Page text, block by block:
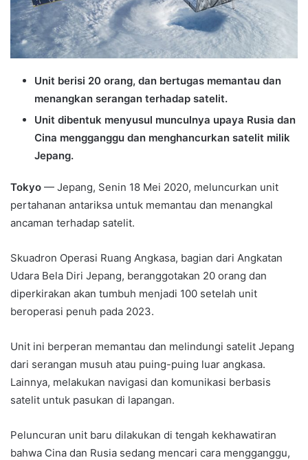
Unit berisi 20 orang, dan bertugas memantau dan
menangkan serangan terhadap satelit.
Unit dibentuk menyusul munculnya upaya Rusia dan
Cina mengganggu dan menghancurkan satelit milik
Jepang.
Tokyo — Jepang, Senin 18 Mei 2020, meluncurkan unit
pertahanan antariksa untuk memantau dan menangkal
ancaman terhadap satelit.
Skuadron Operasi Ruang Angkasa, bagian dari Angkatan
Udara Bela Diri Jepang, beranggotakan 20 orang dan
diperkirakan akan tumbuh menjadi 100 setelah unit
beroperasi penuh pada 2023.
Unit ini berperan memantau dan melindungi satelit Jepang
dari serangan musuh atau puing-puing luar angkasa.
Lainnya, melakukan navigasi dan komunikasi berbasis
satelit untuk pasukan di lapangan.
Peluncuran unit baru dilakukan di tengah kekhawatiran
bahwa Cina dan Rusia sedang mencari cara mengganggu,